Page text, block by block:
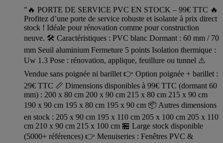
"🔥 PORTE DE SERVICE PVC EN STOCK – 99€ TTC 🔥
Profitez d’une porte de service robuste et isolante à prix direct
stock ! Idéale pour rénovation comme pour construction
neuve. 🛠️ Caractéristiques : PVC blanc Dormant : 60 mm / 70
mm Seuil aluminium Fermeture 5 points Isolation thermique :
Uw 1.3 Pose : rénovation, applique, feuillure ou tunnel ⚠️
Vendue sans poignée ni barillet 👉 Option poignée + barillet :
29€ TTC 📏 Dimensions disponibles à 99€ TTC (dormant 60
mm) : 200 x 80 cm 200 x 90 cm 215 x 80 cm 215 x 90 cm
190 x 90 cm 195 x 80 cm 195 x 90 cm 📦 Autres dimensions
en stock : 205 x 90 cm 195 x 110 cm 205 x 100 cm 205 x 110
cm 210 x 90 cm 215 x 100 cm 🏪 Large stock disponible
(5000+ références) 👉 Menuiseries : Fenêtres PVC &